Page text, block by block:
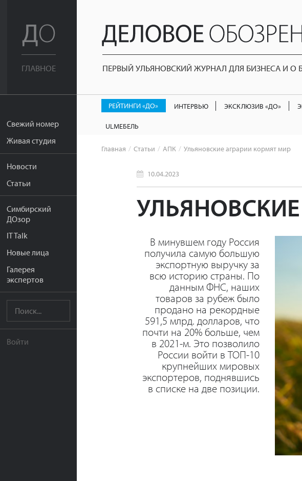
ГЛАВНОЕ
Свежий номер
Живая студия
Новости
Статьи
Симбирский
ДОзор
IT Talk
Новые лица
Галерея
экспертов
Войти
ПЕРВЫЙ УЛЬЯНОВСКИЙ ЖУРНАЛ ДЛЯ БИЗНЕСА И О
РЕЙТИНГИ «ДО» ИНТЕРВЬЮ ЭКСКЛЮЗИВ «ДО»
ULМЕБЕЛЬ
Главная Статьи АПК Ульяновские аграрии кормят мир
10.04.2023
В минувшем году Россия
получила самую большую
экспортную выручку за
всю историю страны. По
данным ФНС, наших
товаров за рубеж было
продано на рекордные
591,5 млрд. долларов, что
почти на 20% больше, чем
в 2021-м. Это позволило
России войти в ТОП-10
крупнейших мировых
экспортеров, поднявшись
в списке на две позиции.